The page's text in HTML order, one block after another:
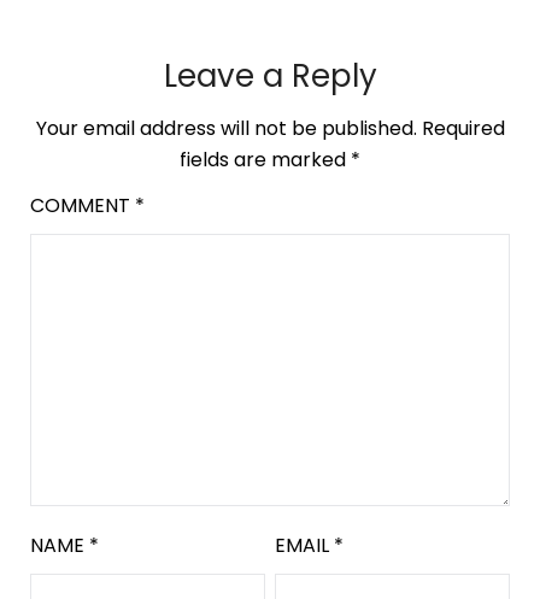
Leave a Reply
Your email address will not be published. Required
fields are marked *
COMMENT *
NAME * EMAIL *